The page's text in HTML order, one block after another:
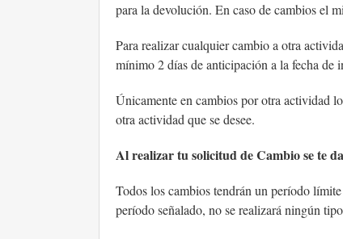
para la devolución. En caso de cambios el
Para realizar cualquier cambio a otra
mínimo 2 días de anticipación a la fecha de
Únicamente en cambios por otra actividad
otra actividad que se desee.
Al realizar tu solicitud de Cambio se te
Todos los cambios tendrán un período
período señalado, no se realizará ningún